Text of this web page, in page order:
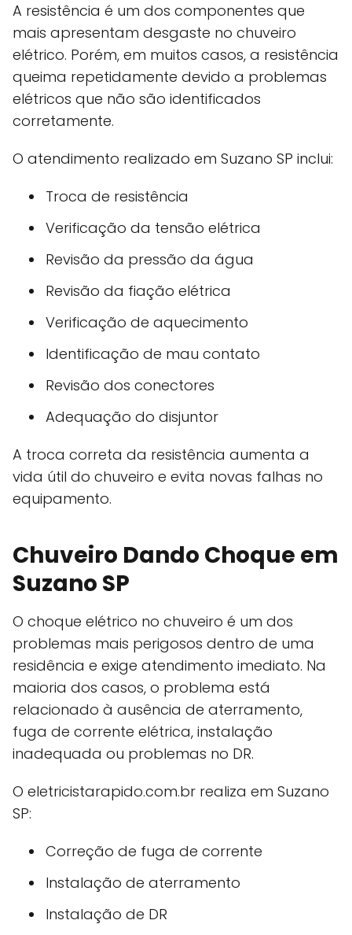
A resistência é um dos componentes que
mais apresentam desgaste no chuveiro
elétrico. Porém, em muitos casos, a resistência
queima repetidamente devido a problemas
elétricos que não são identificados
corretamente.
O atendimento realizado em Suzano SP inclui:
Troca de resistência
Verificação da tensão elétrica
Revisão da pressão da água
Revisão da fiação elétrica
Verificação de aquecimento
Identificação de mau contato
Revisão dos conectores
Adequação do disjuntor
A troca correta da resistência aumenta a
vida útil do chuveiro e evita novas falhas no
equipamento.
Chuveiro Dando Choque em
Suzano SP
O choque elétrico no chuveiro é um dos
problemas mais perigosos dentro de uma
residência e exige atendimento imediato. Na
maioria dos casos, o problema está
relacionado à ausência de aterramento,
fuga de corrente elétrica, instalação
inadequada ou problemas no DR.
O eletricistarapido.com.br realiza em Suzano
SP:
Correção de fuga de corrente
Instalação de aterramento
Instalação de DR